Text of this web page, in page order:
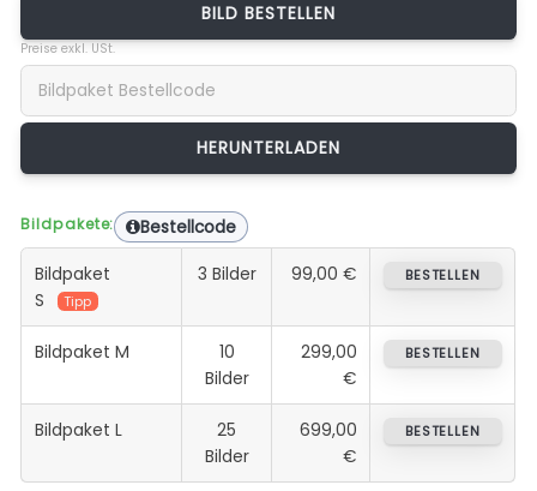
BILD BESTELLEN
Preise exkl. USt.
Bildpakete: Bestellcode
Bildpaket
S
Tipp
3 Bilder 99,00 € BESTELLEN
Bildpaket M
10
Bilder
299,00
€
BESTELLEN
Bildpaket L
25
Bilder
699,00
€
BESTELLEN